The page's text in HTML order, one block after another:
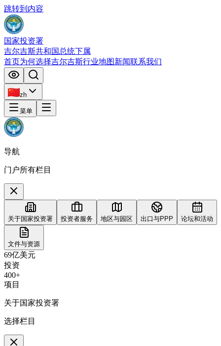
跳转到内容
国家投资署
吉尔吉斯共和国总统下属
首页为何选择吉尔吉斯行业地图新闻联系我们
zh
菜单
导航
门户所有栏目
关于国家投资署 投资者服务 地区与园区 出口与PPP 论坛和活动
文件与资源
69亿美元
投资
400+
项目
关于国家投资署
选择栏目